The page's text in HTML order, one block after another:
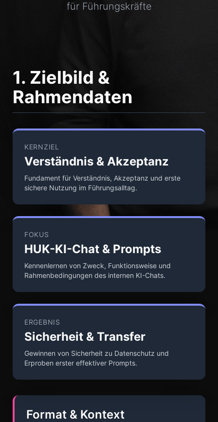
für Führungskräfte
1. Zielbild &
Rahmendaten
KERNZIEL
Verständnis & Akzeptanz
Fundament für Verständnis, Akzeptanz und erste
sichere Nutzung im Führungsalltag.
FOKUS
HUK-KI-Chat & Prompts
Kennenlernen von Zweck, Funktionsweise und
Rahmenbedingungen des internen KI-Chats.
ERGEBNIS
Sicherheit & Transfer
Gewinnen von Sicherheit zu Datenschutz und
Erproben erster effektiver Prompts.
Format & Kontext